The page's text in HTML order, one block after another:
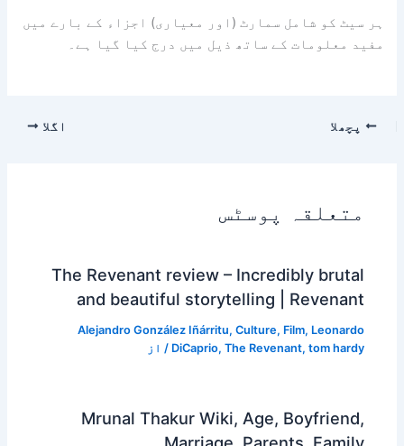
ہر سیٹ کو شامل سمارٹ (اور معیاری) اجزاء کے بارے میں
مفید معلومات کے ساتھ ذیل میں درج کیا گیا ہے۔
پچھلا اگلا
متعلقہ پوسٹس
The Revenant review – Incredibly brutal
and beautiful storytelling | Revenant
Alejandro González Iñárritu, Culture, Film, Leonardo
DiCaprio, The Revenant, tom hardy / از
Mrunal Thakur Wiki, Age, Boyfriend,